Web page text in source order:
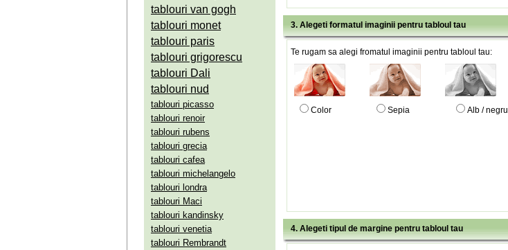
tablouri van gogh
tablouri monet
tablouri paris
tablouri grigorescu
tablouri Dali
tablouri nud
tablouri picasso
tablouri renoir
tablouri rubens
tablouri grecia
tablouri cafea
tablouri michelangelo
tablouri londra
tablouri Maci
tablouri kandinsky
tablouri venetia
tablouri Rembrandt
3. Alegeti formatul imaginii pentru tabloul tau
Te rugam sa alegi fromatul imaginii pentru tabloul tau:
Color Sepia Alb / negru
4. Alegeti tipul de margine pentru tabloul tau